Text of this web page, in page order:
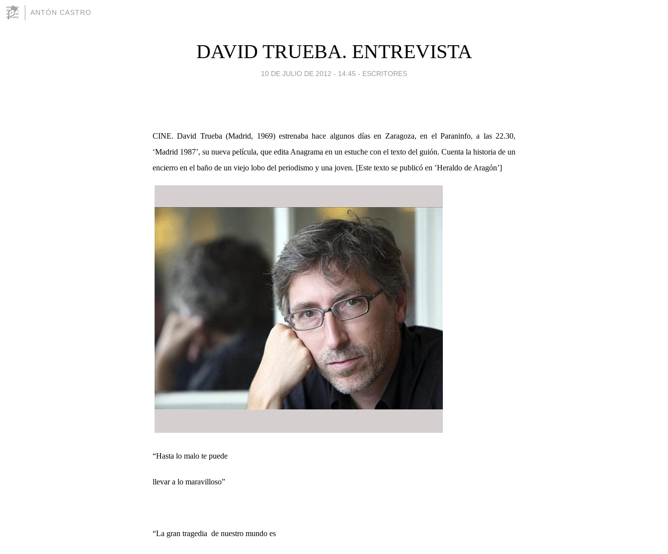
ANTÓN CASTRO
DAVID TRUEBA. ENTREVISTA
10 DE JULIO DE 2012 - 14:45 - ESCRITORES
CINE. David Trueba (Madrid, 1969) estrenaba hace algunos días en Zaragoza, en el Paraninfo, a las 22.30,
‘Madrid 1987’, su nueva película, que edita Anagrama en un estuche con el texto del guión. Cuenta la historia de un
encierro en el baño de un viejo lobo del periodismo y una joven. [Este texto se publicó en ’Heraldo de Aragón’]
“Hasta lo malo te puede
llevar a lo maravilloso”
“La gran tragedia de nuestro mundo es